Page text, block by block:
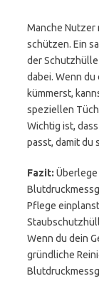
Manche Nutzer
schützen. Ein
der
dabei. Wenn
kümmerst,
speziellen
Wichtig ist,
passt, damit du
Fazit:
Pflege
Wenn du dein
gründliche